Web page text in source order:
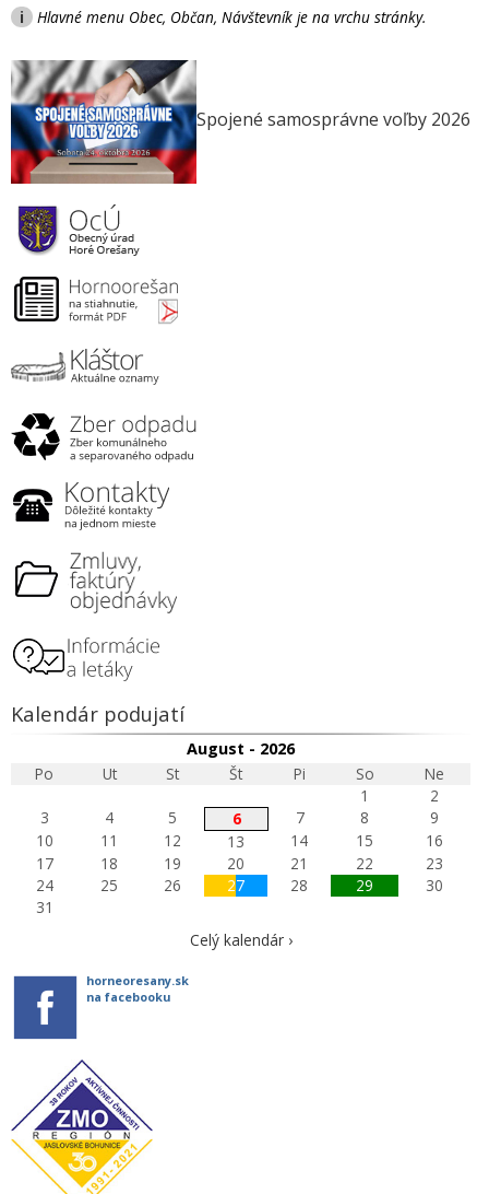
i Hlavné menu Obec, Občan, Návštevník je na vrchu stránky.
Spojené samosprávne voľby 2026
Kalendár podujatí
August - 2026
Po
Ut St Št Pi So
Ne
1
2
3
4 5 6 7 8
9
10
11 12 13 14 15
16
17
18 19 20 21 22
23
24
25 26 27 28 29
30
31
Celý kalendár ›
horneoresany.sk
na facebooku